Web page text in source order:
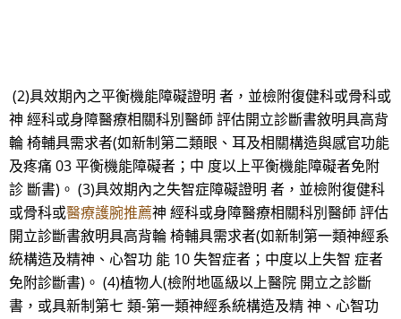
(2)具效期內之平衡機能障礙證明 者，並檢附復健科或骨科或
神 經科或身障醫療相關科別醫師 評估開立診斷書敘明具高背
輪 椅輔具需求者(如新制第二類眼、耳及相關構造與感官功能
及疼痛 03 平衡機能障礙者；中 度以上平衡機能障礙者免附
診 斷書)。 (3)具效期內之失智症障礙證明 者，並檢附復健科
或骨科或醫療護腕推薦神 經科或身障醫療相關科別醫師 評估
開立診斷書敘明具高背輪 椅輔具需求者(如新制第一類神經系
統構造及精神、心智功 能 10 失智症者；中度以上失智 症者
免附診斷書)。 (4)植物人(檢附地區級以上醫院 開立之診斷
書，或具新制第七 類-第一類神經系統構造及精 神、心智功